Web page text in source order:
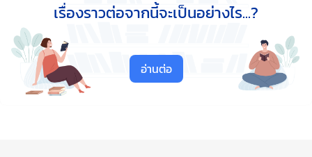
เป้าหมายและการเรียงลำดับความสำคัญของสิ่งที่ต้องทำ
ในชีวิต เรียกได้ว่าเป็นพื้นฐานของการเตรียมตัวเข้าสู่วัย
ทำงาน
เพราะชีวิตเราจะมีอะไรที่ต้องทำมากมายมากยิ่งขึ้น หาก
เรื่องราวต่อจากนี้จะเป็นอย่างไร...?
อ่านต่อ